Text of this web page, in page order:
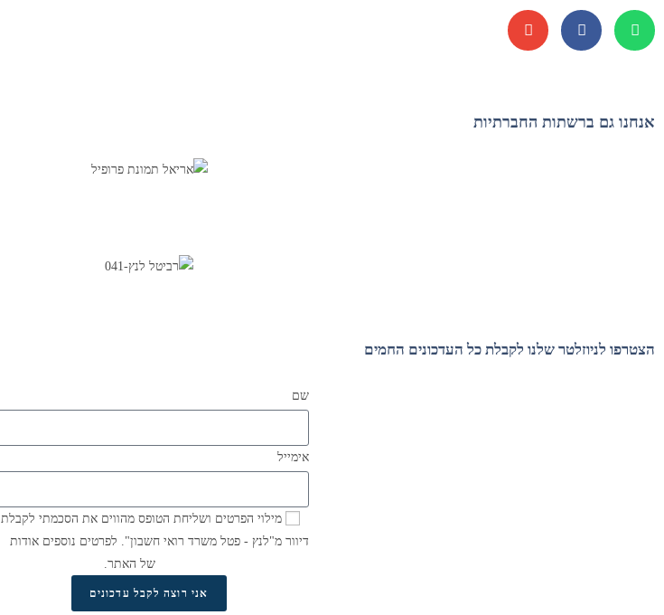
אנחנו גם ברשתות החברתיות
הצטרפו לניוזלטר שלנו לקבלת כל העדכונים החמים
שם
אימייל
מילוי הפרטים ושליחת הטופס מהווים את הסכמתי לקבלת
דיוור מ"לנץ - פטל משרד רואי חשבון". לפרטים נוספים אודות
של האתר.
אני רוצה לקבל עדכונים